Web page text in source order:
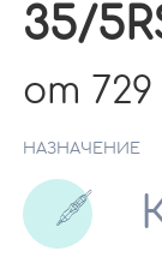
35/
от 729
НАЗНАЧЕНИЕ